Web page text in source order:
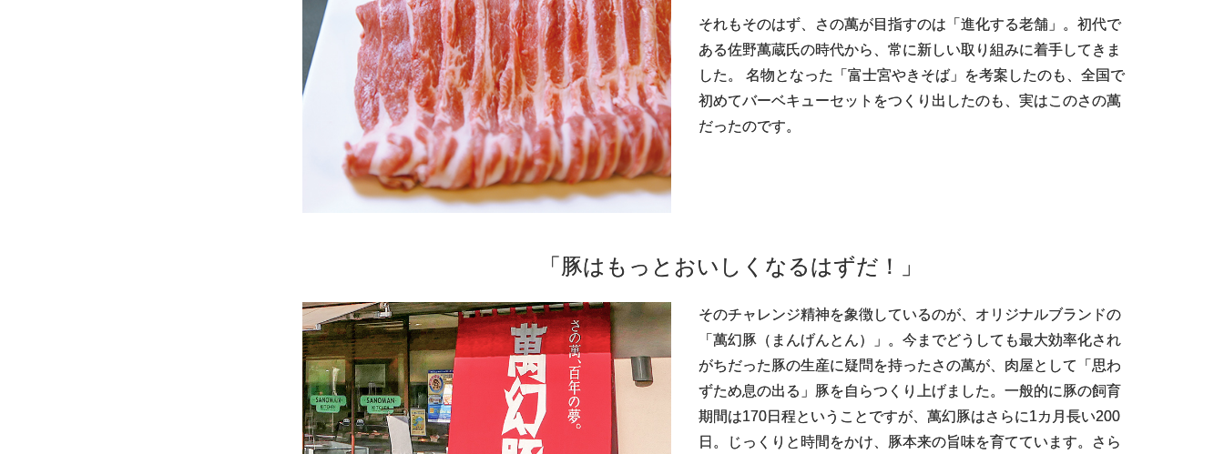
それもそのはず、さの萬が目指すのは「進化する老舗」。初代で
ある佐野萬蔵氏の時代から、常に新しい取り組みに着手してきま
した。 名物となった「富士宮やきそば」を考案したのも、全国で
初めてバーベキューセットをつくり出したのも、実はこのさの萬
だったのです。
「豚はもっとおいしくなるはずだ！」
そのチャレンジ精神を象徴しているのが、オリジナルブランドの
「萬幻豚（まんげんとん）」。今までどうしても最大効率化され
がちだった豚の生産に疑問を持ったさの萬が、肉屋として「思わ
ずため息の出る」豚を自らつくり上げました。一般的に豚の飼育
期間は170日程ということですが、萬幻豚はさらに1カ月長い200
日。じっくりと時間をかけ、豚本来の旨味を育てています。さら